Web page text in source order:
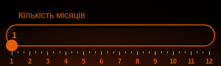
Кількість місяців
1 2 3 4 5 6 7 8 9 10 11 12